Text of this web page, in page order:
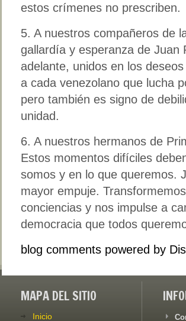
estos crímenes no prescriben.
5. A nuestros compañeros de
gallardía y esperanza de Juan
adelante, unidos en los
a cada venezolano que lucha
pero también es signo de
unidad.
6. A nuestros hermanos de
Estos momentos difíciles
somos y en lo que queremos.
mayor empuje.
conciencias y nos impulse a
democracia que todos
blog comments powered by
MAPA DEL SITIO
Inicio